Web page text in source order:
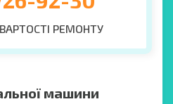
РЕМОНТУ
машини